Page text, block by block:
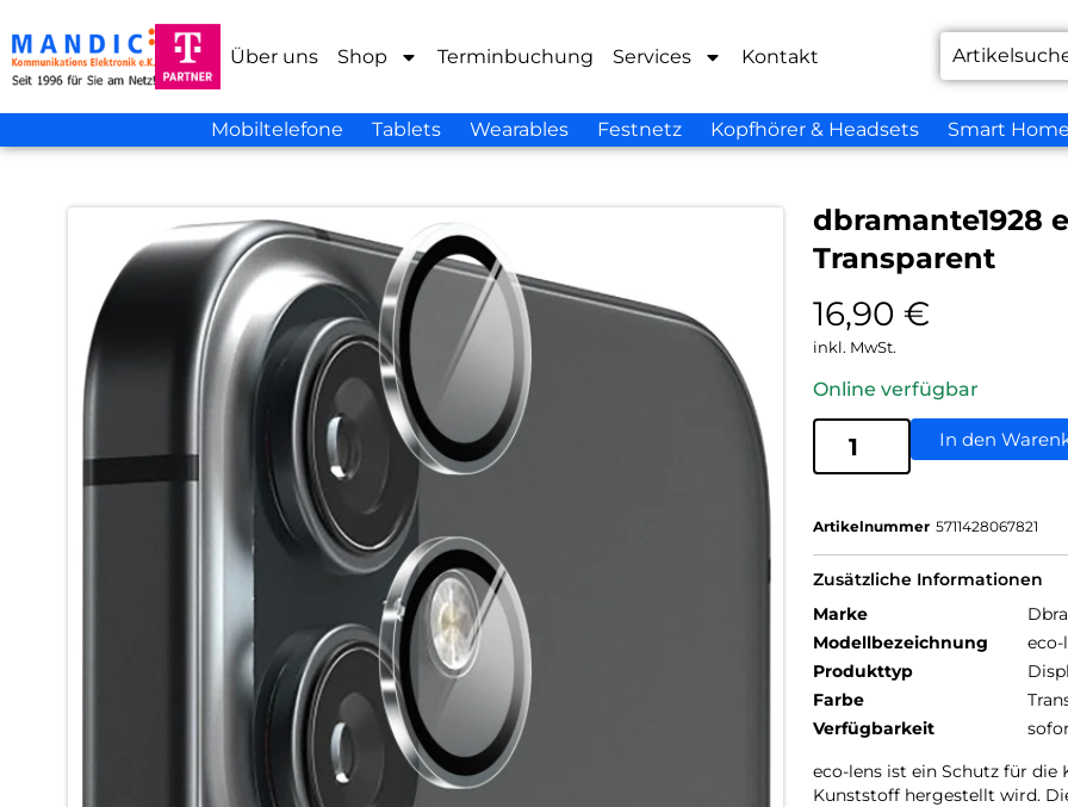
Über uns Shop Terminbuchung Services Kontakt
Mobiltelefone Tablets Wearables Festnetz Kopfhörer & Headsets Smart
dbramante1928
Transparent
16,90 €
inkl. MwSt.
Online verfügbar
In den
Artikelnummer 5711428067821
Zusätzliche Informationen
Marke
Modellbezeichnung
eco-
Produkttyp
Farbe
Verfügbarkeit
eco-lens ist ein Schutz für die
Kunststoff hergestellt wird.